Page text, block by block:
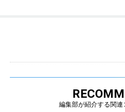
編集部が紹介する関連